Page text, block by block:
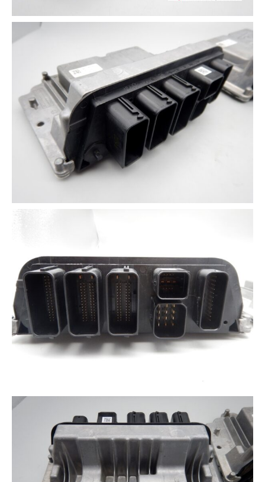
3D プリンターペン（8）
その他（12）